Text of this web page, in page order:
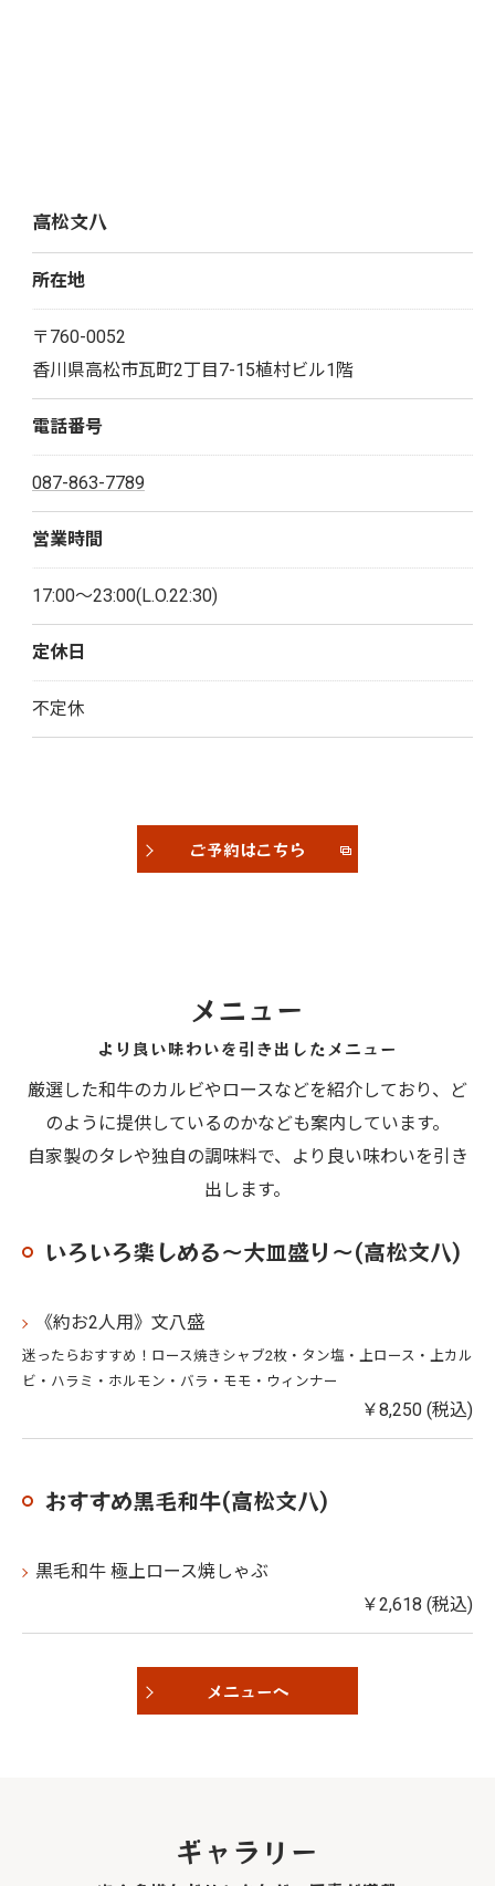
高松文八
所在地
〒760-0052
香川県高松市瓦町2丁目7-15植村ビル1階
電話番号
087-863-7789
営業時間
17:00～23:00(L.O.22:30)
定休日
不定休
ご予約はこちら
より良い味わいを引き出したメニュー
メニュー
厳選した和牛のカルビやロースなどを紹介しており、ど
のように提供しているのかなども案内しています。
自家製のタレや独自の調味料で、より良い味わいを引き
出します。
いろいろ楽しめる〜大皿盛り〜(高松文八)
《約お2人用》文八盛
迷ったらおすすめ！ロース焼きシャブ2枚・タン塩・上ロース・上カル
ビ・ハラミ・ホルモン・バラ・モモ・ウィンナー
￥8,250 (税込)
おすすめ黒毛和牛(高松文八)
黒毛和牛 極上ロース焼しゃぶ
￥2,618 (税込)
メニューへ
ギャラリー